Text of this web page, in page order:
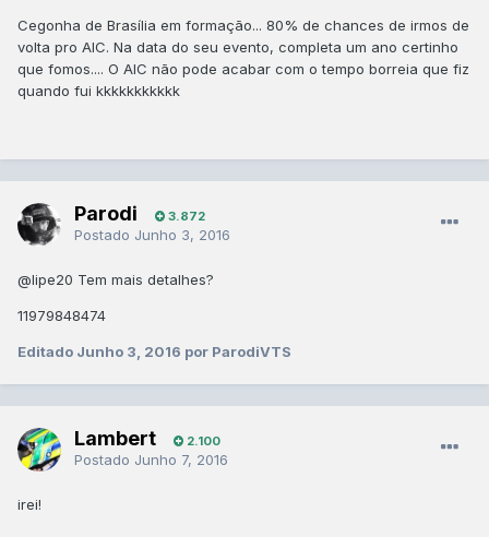
Cegonha de Brasília em formação... 80% de chances de irmos de
volta pro AIC. Na data do seu evento, completa um ano certinho
que fomos.... O AIC não pode acabar com o tempo borreia que fiz
quando fui kkkkkkkkkkk
Parodi 3.872
Postado Junho 3, 2016
@lipe20 Tem mais detalhes?
11979848474
Editado Junho 3, 2016 por ParodiVTS
Lambert 2.100
Postado Junho 7, 2016
irei!